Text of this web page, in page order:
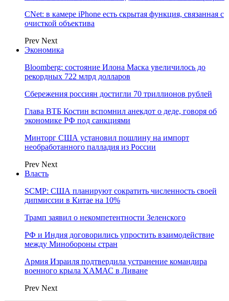
CNet: в камере iPhone есть скрытая функция, связанная с
очисткой объектива
Prev Next
Экономика
Bloomberg: состояние Илона Маска увеличилось до
рекордных 722 млрд долларов
Сбережения россиян достигли 70 триллионов рублей
Глава ВТБ Костин вспомнил анекдот о деде, говоря об
экономике РФ под санкциями
Минторг США установил пошлину на импорт
необработанного палладия из России
Prev Next
Власть
SCMP: США планируют сократить численность своей
дипмиссии в Китае на 10%
Трамп заявил о некомпетентности Зеленского
РФ и Индия договорились упростить взаимодействие
между Минобороны стран
Армия Израиля подтвердила устранение командира
военного крыла ХАМАС в Ливане
Prev Next